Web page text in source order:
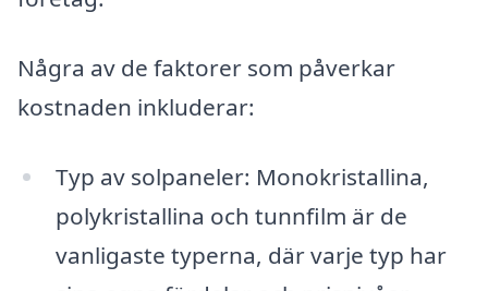
Några av de faktorer som påverkar
kostnaden inkluderar:
Typ av solpaneler: Monokristallina,
polykristallina och tunnfilm är de
vanligaste typerna, där varje typ har